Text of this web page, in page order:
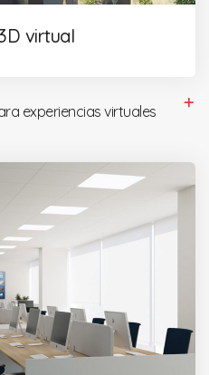
virtual
experiencias virtuales